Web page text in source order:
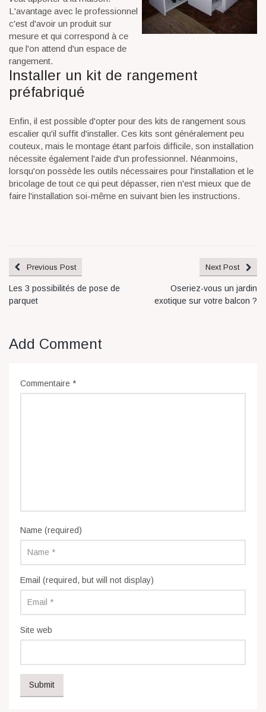
L'avantage avec le professionnel
c'est d'avoir un produit sur
mesure et qui correspond à ce
que l'on attend d'un espace de
rangement.
Installer un kit de rangement
préfabriqué
Enfin, il est possible d'opter pour des kits de rangement sous
escalier qu'il suffit d'installer. Ces kits sont généralement peu
couteux, mais le montage étant parfois difficile, son installation
nécessite également l'aide d'un professionnel. Néanmoins,
lorsqu'on possède les outils nécessaires pour l'installation et le
bricolage de tout ce qui peut dépasser, rien n'est mieux que de
faire l'installation soi-même en suivant bien les instructions.
Previous Post
Les 3 possibilités de pose de
parquet
Next Post
Oseriez-vous un jardin
exotique sur votre balcon ?
Add Comment
Commentaire *
Name (required)
Email (required, but will not display)
Site web